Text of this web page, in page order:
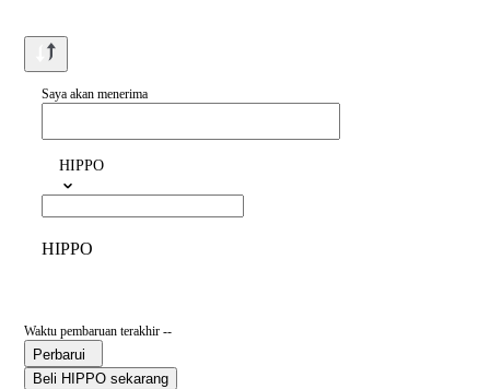
Saya akan menerima
HIPPO
HIPPO
Waktu pembaruan terakhir --
Perbarui
Beli HIPPO sekarang